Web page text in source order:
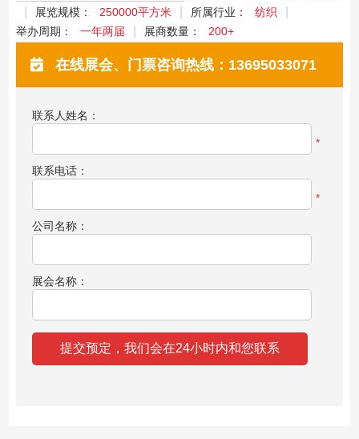
展览规模：
250000平方米 所属行业：
纺织
举办周期：
一年两届 展商数量： 200+
在线展会、门票咨询热线：13695033071
联系人姓名：
*
联系电话：
*
公司名称：
展会名称：